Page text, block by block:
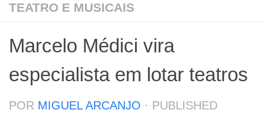
TEATRO E MUSICAIS
Marcelo Médici vira
especialista em lotar teatros
POR MIGUEL ARCANJO · PUBLISHED